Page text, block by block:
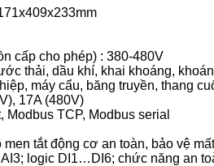
cấp cho phép) : 380-480V
thải, dầu khí, khai khoáng,
máy cẩu, băng truyền, thang
17A (480V)
Modbus TCP, Modbus serial
tắt động cơ an toàn, bảo vệ
logic DI1…DI6; chức năng an